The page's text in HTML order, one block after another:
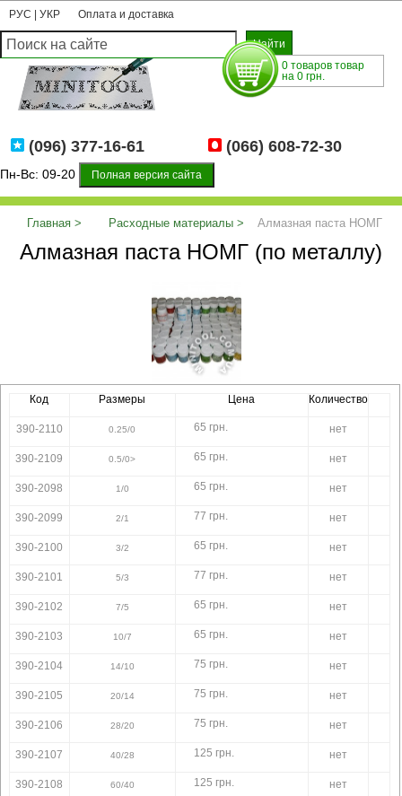
РУС УКР Оплата и доставка
0 товаров товар
на 0 грн.
(096) 377-16-61 (066) 608-72-30
Пн-Вс: 09-20 Полная версия сайта
Главная Расходные материалы
Алмазная паста НОМГ
(по металлу)
Алмазная паста НОМГ (по металлу)
Код Размеры Цена Количество
390-2110 0.25/0 65 грн. нет
390-2109 0.5/0> 65 грн. нет
390-2098 1/0 65 грн. нет
390-2099 2/1 77 грн. нет
390-2100 3/2 65 грн. нет
390-2101 5/3 77 грн. нет
390-2102 7/5 65 грн. нет
390-2103 10/7 65 грн. нет
390-2104 14/10 75 грн. нет
390-2105 20/14 75 грн. нет
390-2106 28/20 75 грн. нет
390-2107 40/28 125 грн. нет
390-2108 60/40 125 грн. нет